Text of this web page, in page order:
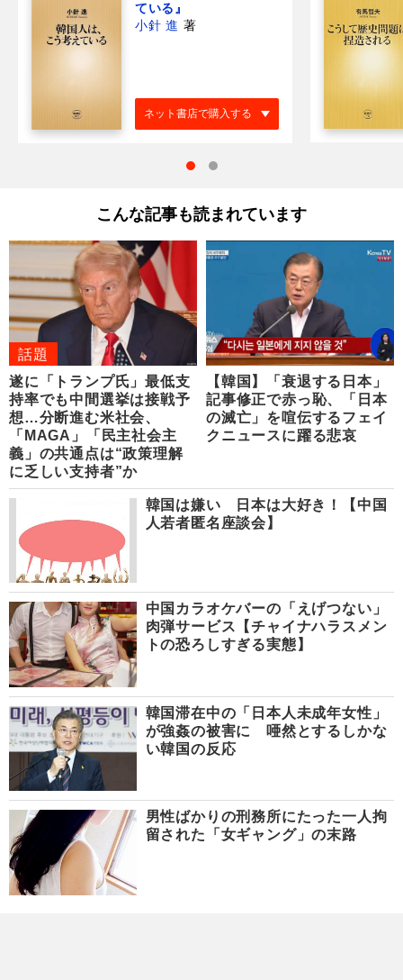
ている』
小針 進 著
ネット書店で購入する
こんな記事も読まれています
話題
遂に「トランプ氏」最低支
持率でも中間選挙は接戦予
想…分断進む米社会、
「MAGA」「民主社会主
義」の共通点は“政策理解
に乏しい支持者”か
【韓国】「衰退する日本」
記事修正で赤っ恥、「日本
の滅亡」を喧伝するフェイ
クニュースに躍る悲哀
韓国は嫌い 日本は大好き！【中国
人若者匿名座談会】
中国カラオケバーの「えげつない」
肉弾サービス【チャイナハラスメン
トの恐ろしすぎる実態】
韓国滞在中の「日本人未成年女性」
が強姦の被害に 唖然とするしかな
い韓国の反応
男性ばかりの刑務所にたった一人拘
留された「女ギャング」の末路